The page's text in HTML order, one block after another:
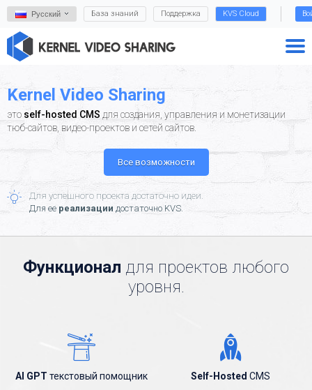
Русский База знаний Поддержка KVS Cloud
Kernel Video Sharing
это self-hosted CMS для создания, управления и монетизации
тюб-сайтов, видео-проектов и сетей сайтов.
Все возможности
Для успешного проекта достаточно идеи.
Для ее реализации достаточно KVS.
Функционал для проектов любого
уровня.
AI GPT текстовый помощник Self-Hosted CMS